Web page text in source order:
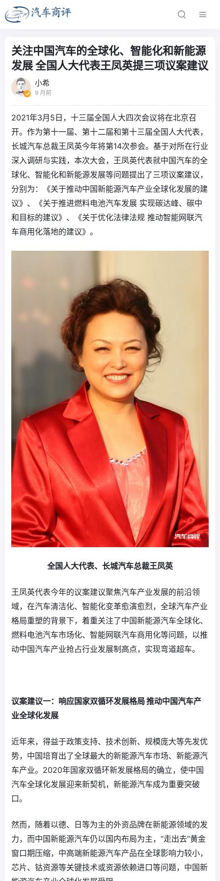
关注中国汽车的全球化、智能化和新能源
发展 全国人大代表王凤英提三项议案建议
小希
9 月前
2021年3月5日，十三届全国人大四次会议将在北京召
开。作为第十一届、第十二届和第十三届全国人大代表，
长城汽车总裁王凤英今年将第14次参会。基于对所在行业
深入调研与实践，本次大会，王凤英代表就中国汽车的全
球化、智能化和新能源发展等问题提出了三项议案建议，
分别为：《关于推动中国新能源汽车产业全球化发展的建
议》、《关于推进燃料电池汽车发展 实现碳达峰、碳中
和目标的建议》、《关于优化法律法规 推动智能网联汽
车商用化落地的建议》。
全国人大代表、 长城汽车总裁王凤英
王凤英代表今年的议案建议聚焦汽车产业发展的前沿领
域，在汽车清洁化、智能化变革愈演愈烈，全球汽车产业
格局重塑的背景下，着重关注了中国新能源汽车全球化、
燃料电池汽车市场化、智能网联汽车商用化等问题，以推
动中国汽车产业抢占行业发展制高点，实现弯道超车。
议案建议一：响应国家双循环发展格局 推动中国汽车产
业全球化发展
近年来，得益于政策支持、技术创新、规模庞大等先发优
势，中国培育出了全球最大的新能源汽车市场、新能源汽
车产业。2020年国家双循环新发展格局的确立，使中国
汽车全球化发展迎来新契机，新能源汽车成为重要突破
口。
然而，随着以德、日等为主的外资品牌在新能源领域的发
力，而中国新能源汽车仍以国内布局为主，“走出去”黄金
窗口期压缩，中高端新能源汽车产品在全球影响力较小，
芯片、钴资源等关键技术或资源依赖进口等问题，中国新